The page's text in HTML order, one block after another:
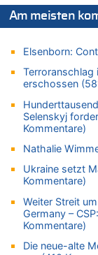
06.08.2026 -
FIFA-Spitze
06.08.2026 -
Frau hörte
06.08.2026 -
Aachen ab 11.
Belgien setzt
06.08.2026 -
Zweite
06.08.2026 -
Zweite
06.08.2026 -
Zweite
06.08.2026 -
Mehrere
Am meisten
Elsenborn:
Terroranschlag
erschossen
Selenskyj
Kommentare)
Nathalie
Ukraine setzt
Kommentare)
Weiter Streit
Germany –
Kommentare)
Die neue-alte